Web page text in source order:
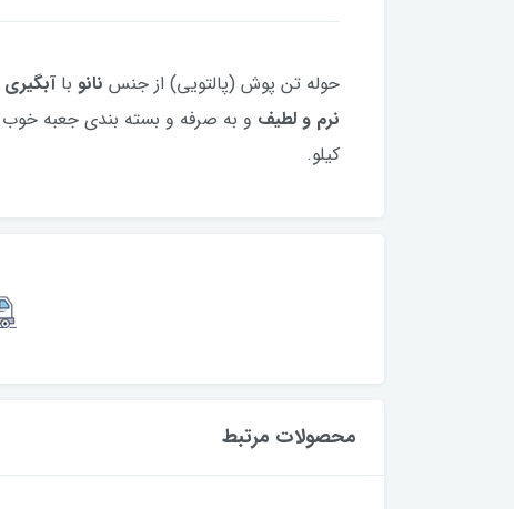
حوله تن پوش (پالتویی) از جنس نانو با آبگیری
نرم و لطیف
کیلو.
محصولات مرتبط